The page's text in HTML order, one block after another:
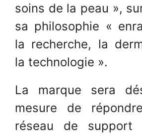
soins de la peau »,
sa philosophie «
la recherche, la
la technologie ».
La marque sera
mesure de
réseau de support